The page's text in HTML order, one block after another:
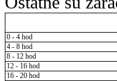
0 - 4 hod
4 - 8 hod
8 - 12 hod
12 - 16 hod
16 - 20 hod